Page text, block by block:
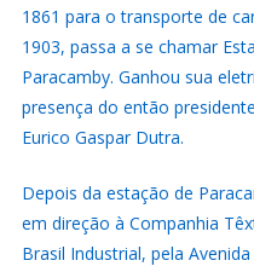
1861 para o transporte de
1903, passa a se chamar
Paracamby. Ganhou sua
presença do então presidente
Eurico Gaspar Dutra.
Depois da estação de
em direção à Companhia
Brasil Industrial, pela